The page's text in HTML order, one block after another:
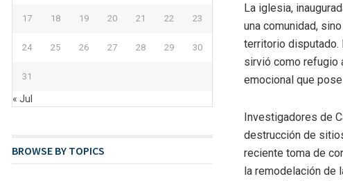
La iglesia,
una comunidad,
territorio disputado.
sirvió como refugio
emocional que
Investigadores de
destrucción de
reciente toma de
la remodelación de
17 18 19 20 21 22 23
24 25 26 27 28 29 30
31
« Jul
BROWSE BY TOPICS